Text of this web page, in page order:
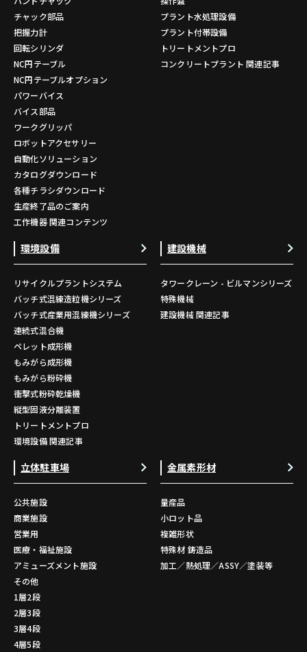
チャック部品
把握力計
回転シリンダ
NC円テーブル
NC円テーブルオプション
パワーバイス
バイス部品
ワークグリッパ
ロボットアクセサリー
自動化ソリューション
カタログダウンロード
各種チラシダウンロード
生産終了品のご案内
工作機器 関連コンテンツ
プラント水処理設備
プラント付帯設備
トリートメントプロ
コンクリートプラント 関連記事
環境設備
リサイクルプラントシステム
バッチ式混練造粒機シリーズ
バッチ式産業用混練機シリーズ
連続式混合機
ペレット成形機
もみがら成形機
もみがら粉砕機
衝撃式粉砕乾燥機
縦型固液分離装置
トリートメントプロ
環境設備 関連記事
建設機械
タワークレーン - ビルマンシリーズ
特殊機械
建設機械 関連記事
立体駐車場
公共施設
商業施設
営業用
医療・福祉施設
アミューズメント施設
その他
1層2段
2層3段
3層4段
4層5段
金属素形材
量産品
小ロット品
複雑形状
特殊材 鋳造品
加工／熱処理／ASSY／塗装等